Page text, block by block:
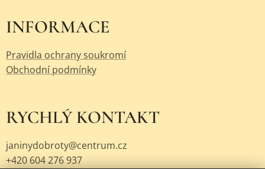
INFORMACE
Pravidla ochrany soukromí
Obchodní podmínky
RYCHLÝ KONTAKT
janinydobroty@centrum.cz
+420 604 276 937